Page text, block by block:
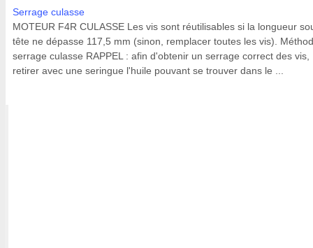
Serrage culasse
MOTEUR F4R CULASSE Les vis sont réutilisables si la longueur
tête ne dépasse 117,5 mm (sinon, remplacer toutes les vis).
serrage culasse RAPPEL : afin d'obtenir un serrage correct des vis,
retirer avec une seringue l'huile pouvant se trouver dans le ...